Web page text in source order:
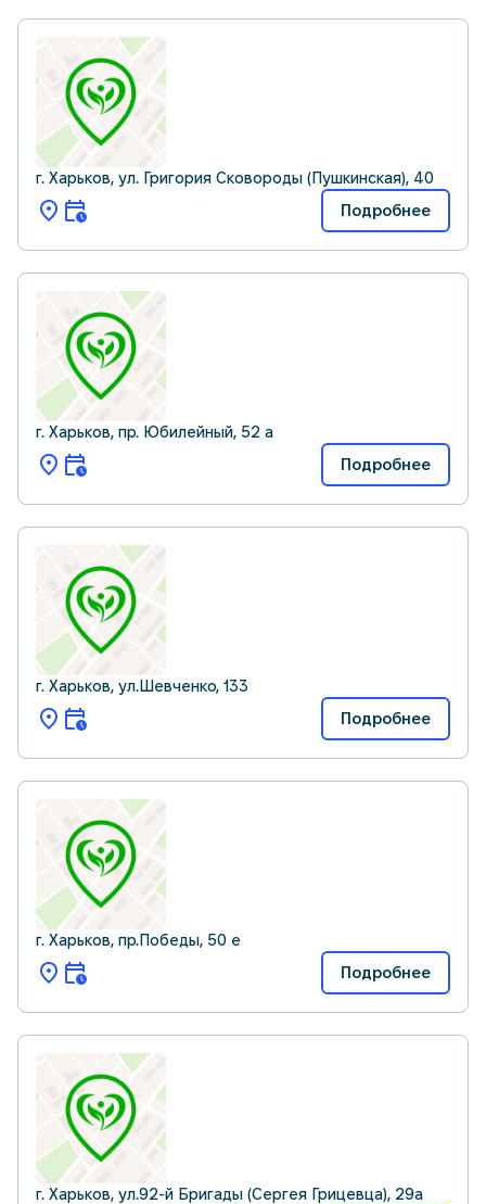
г. Харьков, ул. Григория Сковороды (Пушкинская), 40
Подробнее
г. Харьков, пр. Юбилейный, 52 а
Подробнее
г. Харьков, ул.Шевченко, 133
Подробнее
г. Харьков, пр.Победы, 50 е
Подробнее
г. Харьков, ул.92-й Бригады (Сергея Грицевца), 29а